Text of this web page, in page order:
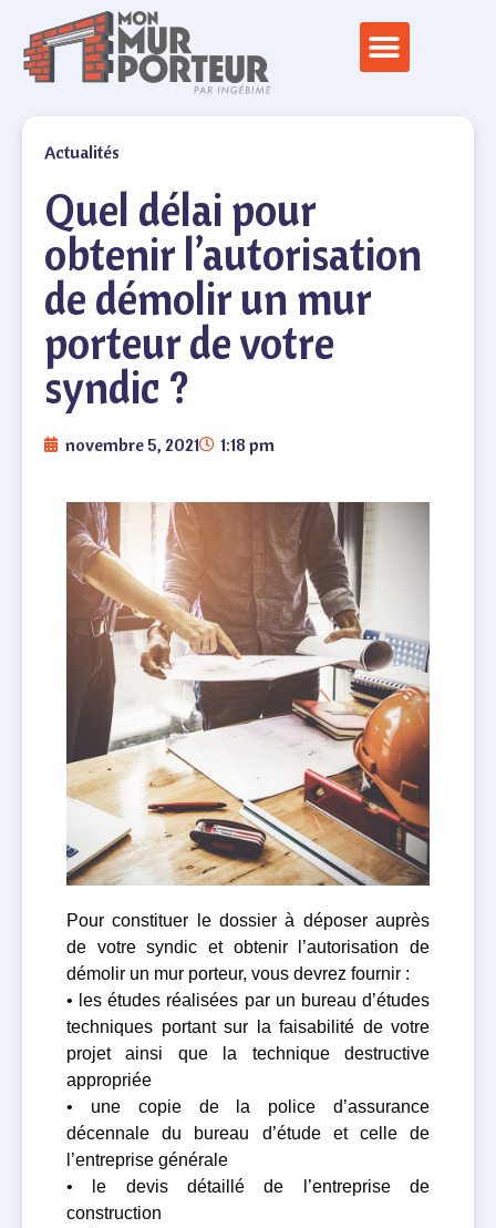
Actualités
Quel délai pour
obtenir l’autorisation
de démolir un mur
porteur de votre
syndic ?
novembre 5, 2021 1:18 pm
Pour constituer le dossier à déposer auprès
de votre syndic et obtenir l’autorisation de
démolir un mur porteur, vous devrez fournir :
• les études réalisées par un bureau d’études
techniques portant sur la faisabilité de votre
projet ainsi que la technique destructive
appropriée
• une copie de la police d’assurance
décennale du bureau d’étude et celle de
l’entreprise générale
• le devis détaillé de l’entreprise de
construction